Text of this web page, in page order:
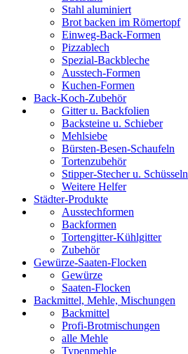
Stahl aluminiert
Brot backen im Römertopf
Einweg-Back-Formen
Pizzablech
Spezial-Backbleche
Ausstech-Formen
Kuchen-Formen
Back-Koch-Zubehör
Gitter u. Backfolien
Backsteine u. Schieber
Mehlsiebe
Bürsten-Besen-Schaufeln
Tortenzubehör
Stipper-Stecher u. Schüsseln
Weitere Helfer
Städter-Produkte
Ausstechformen
Backformen
Tortengitter-Kühlgitter
Zubehör
Gewürze-Saaten-Flocken
Gewürze
Saaten-Flocken
Backmittel, Mehle, Mischungen
Backmittel
Profi-Brotmischungen
alle Mehle
Typenmehle